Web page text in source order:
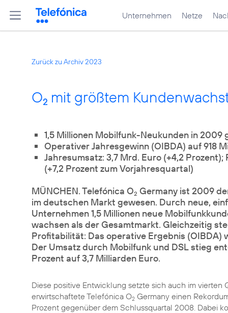
Unternehmen Netze
Zurück zu Archiv 2023
O2 mit größtem
1,5 Millionen Mobilfunk-Neukunden in 2009
Operativer Jahresgewinn (OIBDA) auf 918
Jahresumsatz: 3,7 Mrd. Euro (+4,2
(+7,2 Prozent zum Vorjahresquartal)
MÜNCHEN. Telefónica O2 Germany ist 2009
im deutschen Markt gewesen. Durch neue,
Unternehmen 1,5 Millionen neue
wachsen als der Gesamtmarkt. Gleichzeitig
Profitabilität: Das operative Ergebnis (OIBDA)
Der Umsatz durch Mobilfunk und DSL stieg
Prozent auf 3,7 Milliarden Euro.
Diese positive Entwicklung setzte sich auch im
erwirtschaftete Telefónica O2 Germany einen
Prozent gegenüber dem Schlussquartal 2008. Dabei